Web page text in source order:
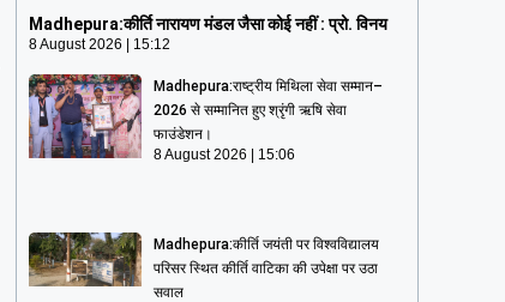
Madhepura:कीर्ति नारायण मंडल जैसा कोई नहीं : प्रो. विनय
8 August 2026 15:12
Madhepura:राष्ट्रीय मिथिला सेवा सम्मान–
2026 से सम्मानित हुए श्रृंगी ऋषि सेवा
फाउंडेशन।
8 August 2026
15:06
Madhepura:कीर्ति जयंती पर विश्वविद्यालय
परिसर स्थित कीर्ति वाटिका की उपेक्षा पर उठा
सवाल